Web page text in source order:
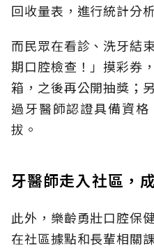
回收量表，進行統計分
而民眾在看診、洗牙結
期口腔檢查！」摸彩券
箱，之後再公開抽獎；
過牙醫師認證具備資
拔。
牙醫師走入社區，
此外，樂齡勇壯口腔保
在社區據點和長輩相關